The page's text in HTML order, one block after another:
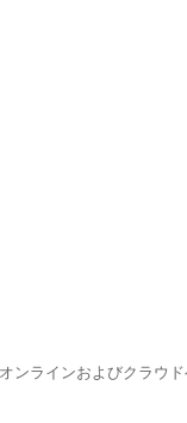
ラインおよびクラウ